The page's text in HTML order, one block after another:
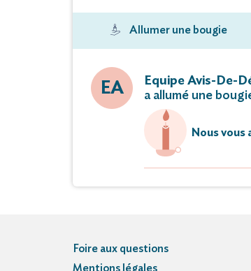
Allumer une bougie
EA
Equipe Avis-De-
a allumé une
Nous vous
Foire aux questions
Mentions légales